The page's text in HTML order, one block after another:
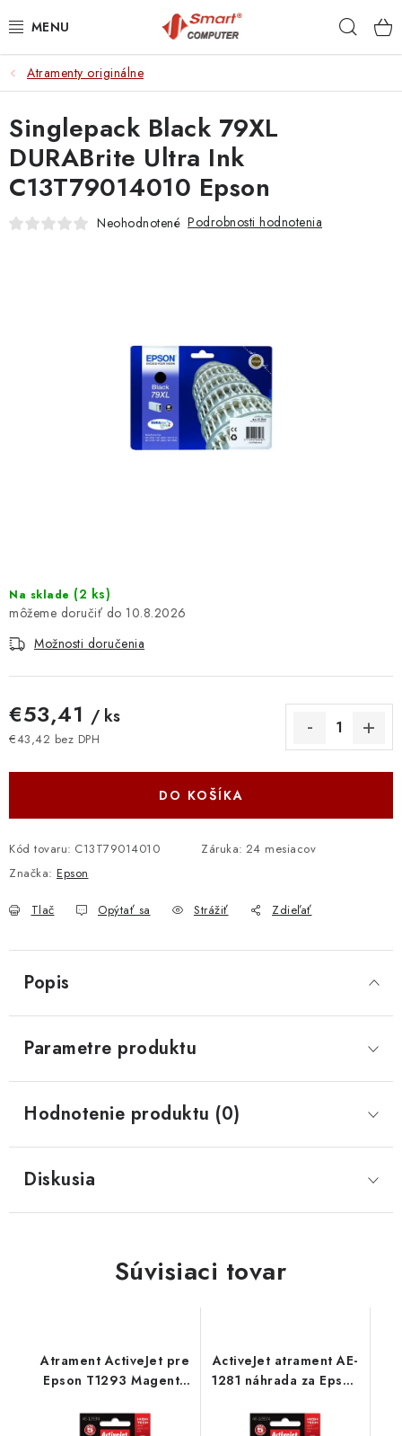
na
NOTEBOOKY
MOBILNÉ ZARIADENIA
PC A KOMPONENTY
PERIFÉRIE
: TOP PRODUKTY
: NOVÉ PRODUKTY
Obchodné podmienky
Napíšte nám
Atramenty originálne
Na sklade (2 ks)
10.8.2026
Možnosti doručenia
€53,41 / ks
€43,42 bez DPH
DO KOŠÍKA
Kód tovaru: C13T79014010 Záruka: 24 mesiacov
Značka: Epson
Tlač Opýtať sa Strážiť Zdieľať
Singlepack Black 79XL
DURABrite Ultra Ink
C13T79014010 Epson
Neohodnotené Podrobnosti hodnotenia
Popis
Parametre produktu
Hodnotenie produktu (0)
Diskusia
Súvisiaci tovar
Atrament ActiveJet pre
Epson T1293 Magenta
1293N
ActiveJet atrament AE-
1281 náhrada za Epson
1281 - AE-1281N